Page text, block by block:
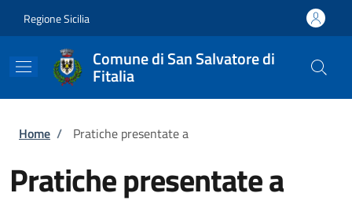
Regione Sicilia
Comune di San Salvatore di
Fitalia
Briciole di pane
Home / Pratiche presentate a
Pratiche presentate a